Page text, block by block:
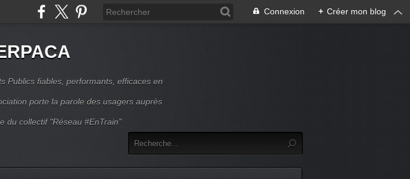
Connexion + Créer mon blog
Publics fiables, performants, efficaces en
porte la parole des usagers auprès
du collectif "Réseau #EnTrain"